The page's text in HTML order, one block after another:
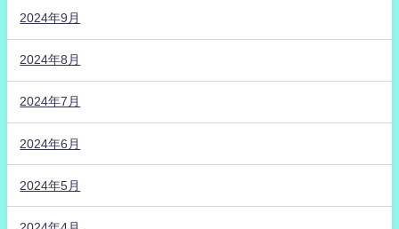
2024年9月
2024年8月
2024年7月
2024年6月
2024年5月